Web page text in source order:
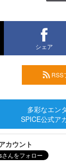
シェア
RSS
多彩なエン
SPICE公式ア
カウント